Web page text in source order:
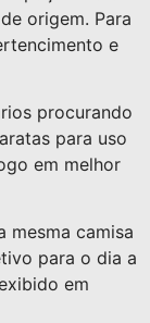
origem. Para
e
procurando
para uso
em melhor
mesma camisa
para o dia a
em